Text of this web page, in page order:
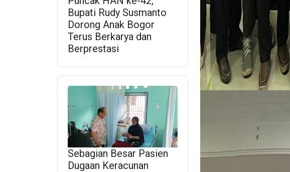
Bupati Rudy Susmanto
Dorong Anak Bogor
Terus Berkarya dan
Berprestasi
Sebagian Besar Pasien
Dugaan Keracunan